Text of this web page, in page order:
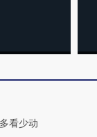
多看少动